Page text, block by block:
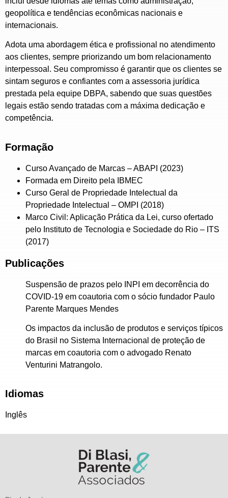
geopolítica e tendências econômicas nacionais e
internacionais.
Adota uma abordagem ética e profissional no atendimento
aos clientes, sempre priorizando um bom relacionamento
interpessoal. Seu compromisso é garantir que os clientes se
sintam seguros e confiantes com a assessoria jurídica
prestada pela equipe DBPA, sabendo que suas questões
legais estão sendo tratadas com a máxima dedicação e
competência.
Formação
Curso Avançado de Marcas – ABAPI (2023)
Formada em Direito pela IBMEC
Curso Geral de Propriedade Intelectual da
Propriedade Intelectual – OMPI (2018)
Marco Civil: Aplicação Prática da Lei, curso ofertado
pelo Instituto de Tecnologia e Sociedade do Rio – ITS
(2017)
Publicações
Suspensão de prazos pelo INPI em decorrência do
COVID-19 em coautoria com o sócio fundador Paulo
Parente Marques Mendes
Os impactos da inclusão de produtos e serviços típicos
do Brasil no Sistema Internacional de proteção de
marcas em coautoria com o advogado Renato
Venturini Matrangolo.
Idiomas
Inglês